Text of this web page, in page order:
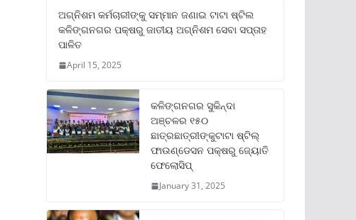
ଅଗ୍ନିଶମ କର୍ମଚାରୀଙ୍କୁ ସମ୍ମାନ ଜଣାଇ ଟାଟା ଷ୍ଟିଲ
କଳିଙ୍ଗନଗର ପକ୍ଷରୁ ଜାତୀୟ ଅଗ୍ନିଶମ ସେବା ସପ୍ତାହ
ପାଳିତ
April 15, 2025
କଳିଙ୍ଗନଗର ସୁକିନ୍ଦା
ଅଞ୍ଚଳର ୧୫୦
ଛାତ୍ରଛାତ୍ରୀଙ୍କୁଟାଟା ଷ୍ଟିଲ୍
ଫାଉଣ୍ଡେସନ ପକ୍ଷରୁ ଜ୍ୟୋତି
ଫେଲୋସିପ୍‌
January 31, 2025